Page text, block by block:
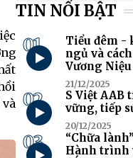
TIN NỔI BẬT
01
Tiểu đêm -
ngủ và
Vương
21/12/2025
02
S Việt AAB
vững, tiếp
20/12/2025
03
“Chữa
Hành trình